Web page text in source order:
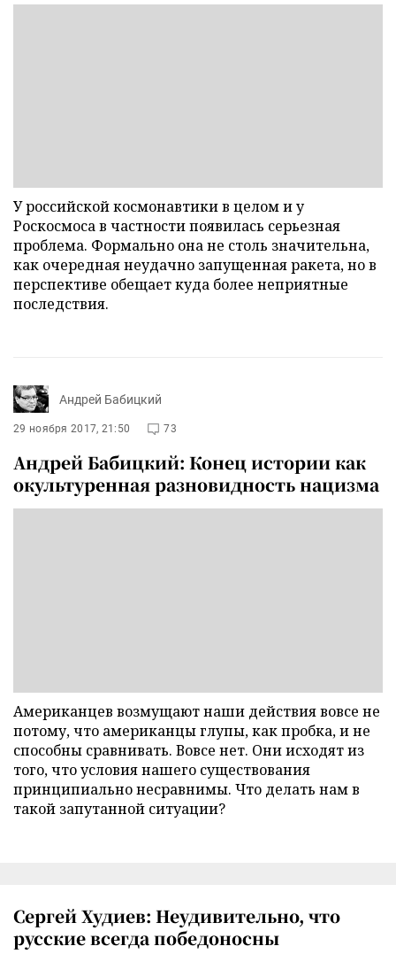
У российской космонавтики в целом и у
Роскосмоса в частности появилась серьезная
проблема. Формально она не столь значительна,
как очередная неудачно запущенная ракета, но в
перспективе обещает куда более неприятные
последствия.
Андрей Бабицкий
29 ноября 2017, 21:50 73
Андрей Бабицкий: Конец истории как
окультуренная разновидность нацизма
Американцев возмущают наши действия вовсе не
потому, что американцы глупы, как пробка, и не
способны сравнивать. Вовсе нет. Они исходят из
того, что условия нашего существования
принципиально несравнимы. Что делать нам в
такой запутанной ситуации?
Сергей Худиев: Неудивительно, что
русские всегда победоносны